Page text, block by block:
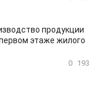
продукции
этаже жилого
0 193